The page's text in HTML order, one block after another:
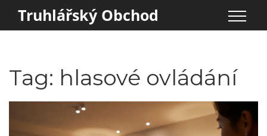
Truhlářský Obchod
Tag: hlasové ovládání